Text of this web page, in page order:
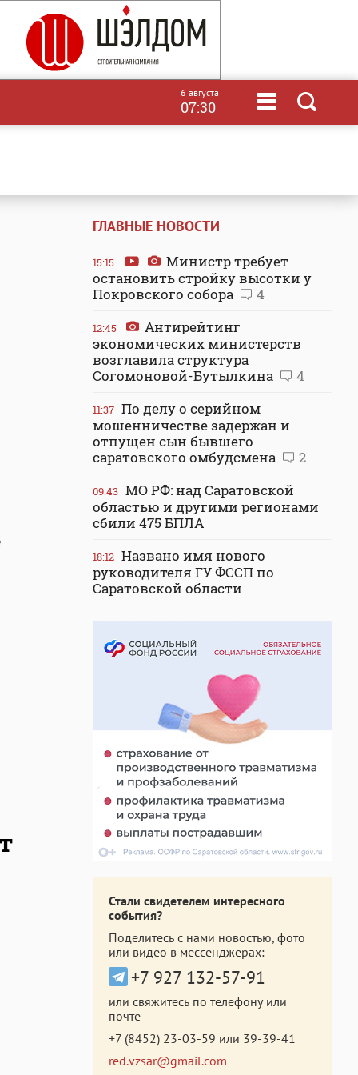
6 августа
07:30
ГЛАВНЫЕ НОВОСТИ
15:15
Министр требует
остановить стройку высотки у
Покровского собора
4
12:45
Антирейтинг
экономических министерств
возглавила структура
Согомоновой-Бутылкина
4
11:37 По делу о серийном
мошенничестве задержан и
отпущен сын бывшего
саратовского омбудсмена
2
09:43 МО РФ: над Саратовской
областью и другими регионами
сбили 475 БПЛА
18:12 Названо имя нового
руководителя ГУ ФССП по
Саратовской области
Стали свидетелем интересного
события?
Поделитесь с нами новостью, фото
или видео в мессенджерах:
+7 927 132-57-91
или свяжитесь по телефону или
почте
+7 (8452) 23-03-59 или 39-39-41
red.vzsar@gmail.com